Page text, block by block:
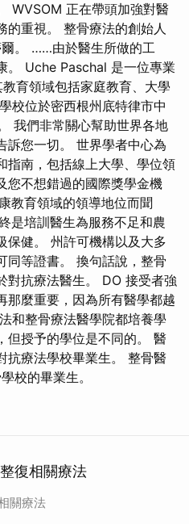
WVSOM 正在帶頭加強對醫
的重視。 整骨療法的創始人
爾。 ……由於醫生所做的工
。 Uche Paschal 是一位專業
育領域包括家庭教育、大學
校位於密西根州底特律市中
我們非常關心幫助世界各地
訴您一切。 世界學者中心為
指南，包括線上大學、學位領
您不想錯過的國際獎學金機
教育領域的領導地位而聞
是培訓醫生為服務不足和農
保健。 州許可機構以及大多
同等證書。 換句話說，整骨
對抗療法醫生。 DO 接受者強
那麼重要，因為所有醫學都越
和整骨療法醫學院都培養學
但授予的學位是不同的。 醫
抗療法學校畢業生。 整骨醫
校的畢業生。
復相關療法
關療法